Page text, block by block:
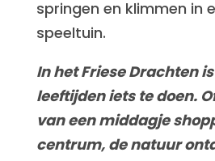
springen en klimmen in
speeltuin.
In het Friese Drachten
leeftijden iets te doen.
van een middagje
centrum, de natuur